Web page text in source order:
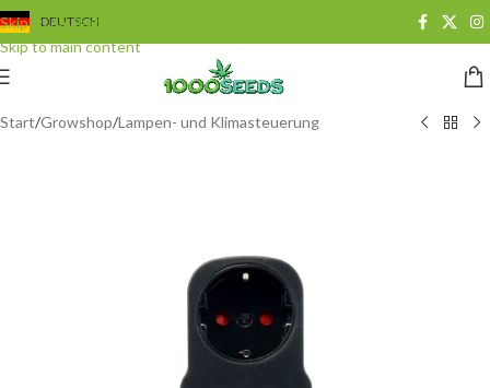
Skip to navigation
Skip to main content
DEUTSCH
Start/Growshop/Lampen- und Klimasteuerung